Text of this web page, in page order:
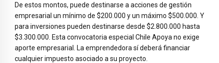
De estos montos, puede destinarse a acciones de gestión
empresarial un mínimo de $200.000 y un máximo $500.000. Y
para inversiones pueden destinarse desde $2.800.000 hasta
$3.300.000. Esta convocatoria especial Chile Apoya no exige
aporte empresarial. La emprendedora sí deberá financiar
cualquier impuesto asociado a su proyecto.